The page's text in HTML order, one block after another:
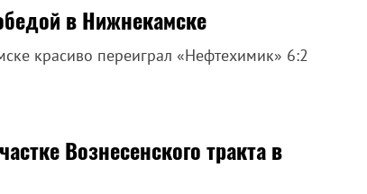
в Нижнекамске
красиво переиграл «Нефтехимик» 6:2
Вознесенского тракта в